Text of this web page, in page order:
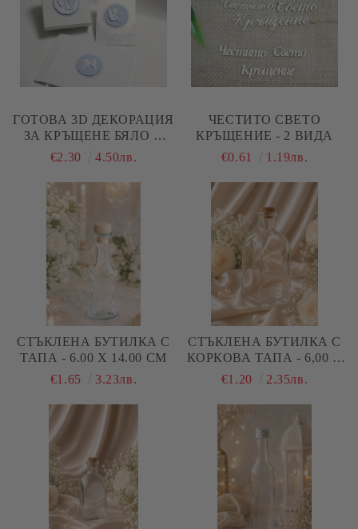
ГОТОВА 3D ДЕКОРАЦИЯ
ЗА КРЪЩЕНЕ БЯЛО И
СИНЬО - 3 БРОЯ
€2.30 4.50лв.
ЧЕСТИТО СВЕТО
КРЪЩЕНИЕ - 2 ВИДА
€0.61
1.19лв.
СТЪКЛЕНА БУТИЛКА С
ТАПА - 6.00 Х 14.00 СМ
€1.65
3.23лв.
СТЪКЛЕНА БУТИЛКА С
КОРКОВА ТАПА - 6,00 Х
6.00 Х 14.00 СМ
€1.20 2.35лв.